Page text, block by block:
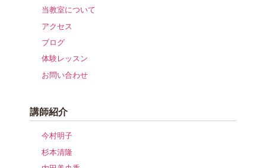
当教室について
アクセス
ブログ
体験レッスン
お問い合わせ
講師紹介
今村明子
杉本清隆